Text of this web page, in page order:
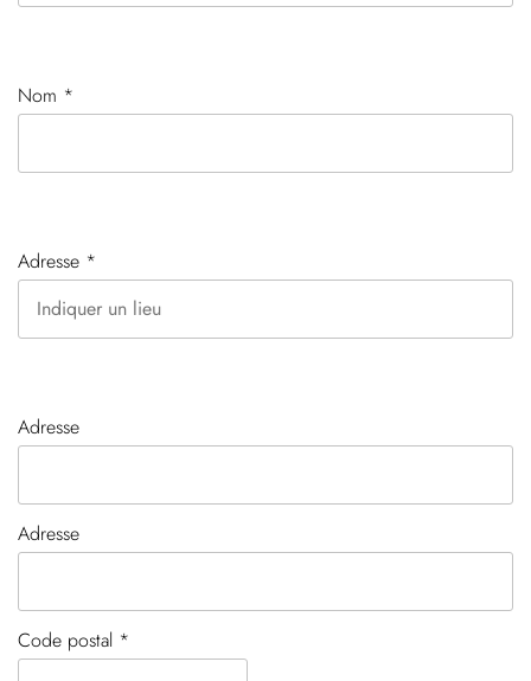
Nom *
Adresse *
Adresse
Adresse
Code postal *